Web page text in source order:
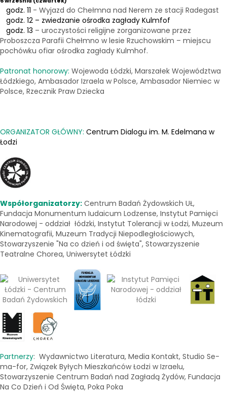
godz. 11 - Wyjazd do Chełmna nad Nerem ze stacji Radegast
godz. 12 – zwiedzanie ośrodka zagłady Kulmfof
godz. 13 – uroczystości religijne zorganizowane przez
Proboszcza Parafii Chełmno w lesie Rzuchowskim – miejscu
pochówku ofiar ośrodka zagłady Kulmhof.
Patronat honorowy: Wojewoda Łódzki, Marszałek Województwa
Łódzkiego, Ambasador Izraela w Polsce, Ambasador Niemiec w
Polsce, Rzecznik Praw Dziecka
ORGANIZATOR GŁÓWNY: Centrum Dialogu im. M. Edelmana w
Łodzi
Współorganizatorzy: Centrum Badań Żydowskich UŁ,
Fundacja Monumentum Iudaicum Lodzense, Instytut Pamięci
Narodowej - oddział łódzki, Instytut Tolerancji w Łodzi, Muzeum
Kinematografii, Muzeum Tradycji Niepodległościowych,
Stowarzyszenie "Na co dzień i od święta", Stowarzyszenie
Teatralne Chorea, Uniwersytet Łódzki
Partnerzy: Wydawnictwo Literatura, Media Kontakt, Studio Se-
ma-for, Związek Byłych Mieszkańców Łodzi w Izraelu,
Stowarzyszenie Centrum Badań nad Zagładą Żydów, Fundacja
Na Co Dzień i Od Święta, Poka Poka